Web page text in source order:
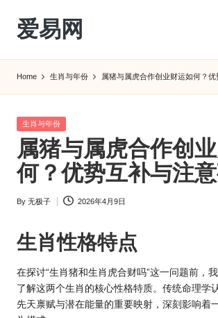
Skip
content
爱易网
转
农
历
阴
历
Home 生肖与年份 属猪与属虎合作创业财运如何？
Posted
生肖与年份
属猪与属虎合作创
何？优势互补与注
Posted
By 无极子 2026年4月9日
生肖性格特点
在探讨“生肖猪和生肖虎合财吗”这一问题前，
了解这两个生肖的核心性格特质。传统命理学
先天禀赋与潜在能量的重要映射，深刻影响着